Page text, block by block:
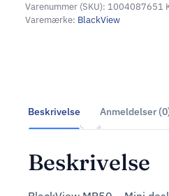
Varenummer (SKU): 1004087651
Varemærke: BlackView
Beskrivelse Anmeldelser
Beskrivelse